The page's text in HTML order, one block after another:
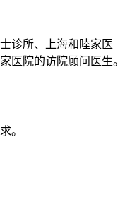
诊所、上海和睦家医
医院的访院顾问医⽣。
。